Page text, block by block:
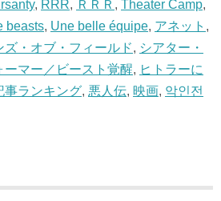
, RRR, ＲＲＲ , Theater Camp,
beasts, Une belle équipe, アネット ,
ズ・オブ・フィールド, シアター・
ーマー／ビースト覚醒, ヒトラーに
事ランキング, 悪人伝, 映画, 악인전